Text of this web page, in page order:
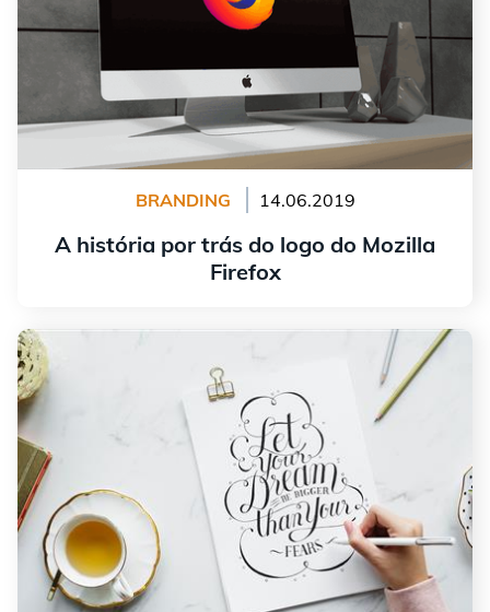
BRANDING 14.06.2019
A história por trás do logo do Mozilla
Firefox
Você deve escolher uma fonte serifada ou sem serifa
para seu logotipo?